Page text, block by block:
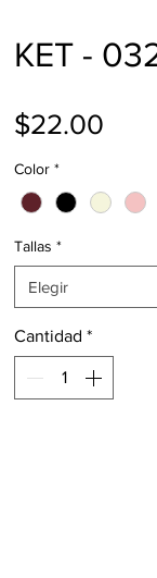
KET -
$22.00
Color *
Tallas *
Elegir
Cantidad *